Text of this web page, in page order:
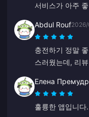
서비스가 아주
Abdul Rouf
충전하기 정말
스러웠는데, 리
다.
Елена
훌륭한 앱입니